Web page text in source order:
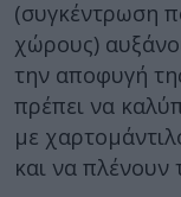
(συγκέντρωση
χώρους)
την αποφυγή
πρέπει να
με
και να πλένουν